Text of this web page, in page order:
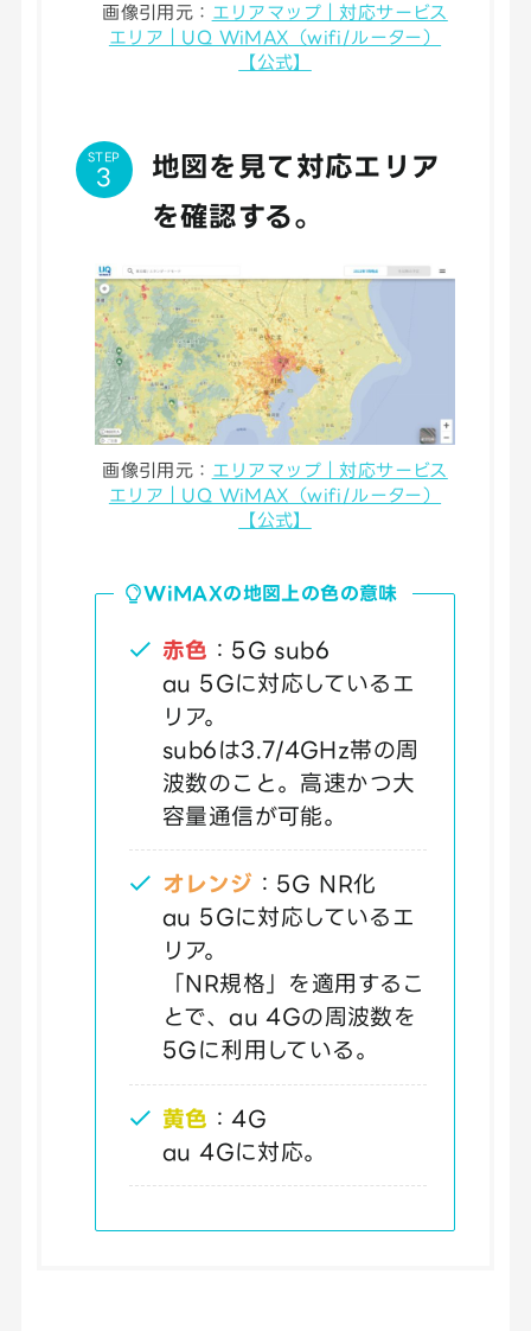
画像引用元： エリアマップ｜対応サービス
エリア｜UQ WiMAX（wifi/ルーター）
【公式】
STEP
地図を見て対応エリア
を確認する。
画像引用元： エリアマップ｜対応サービス
エリア｜UQ WiMAX（wifi/ルーター）
【公式】
WiMAXの地図上の色の意味
赤色 ：5G sub6
au 5Gに対応しているエ
リア。
sub6は3.7/4GHz帯の周
波数のこと。高速かつ大
容量通信が可能。
オレンジ ：5G NR化
au 5Gに対応しているエ
リア。
「NR規格」を適用するこ
とで、au 4Gの周波数を
5Gに利用している。
黄色 ：4G
au 4Gに対応。